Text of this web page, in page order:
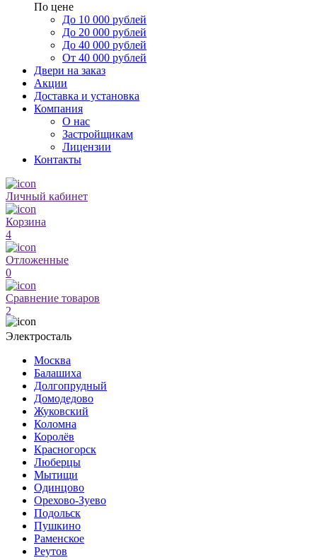
По цене
До 10 000 рублей
До 20 000 рублей
До 40 000 рублей
От 40 000 рублей
Двери на заказ
Акции
Доставка и установка
Компания
О нас
Застройщикам
Лицензии
Контакты
Личный кабинет
Корзина
4
Отложенные
0
Сравнение товаров
2
Электросталь
Москва
Балашиха
Долгопрудный
Домодедово
Жуковский
Коломна
Королёв
Красногорск
Люберцы
Мытищи
Одинцово
Орехово-Зуево
Подольск
Пушкино
Раменское
Реутов